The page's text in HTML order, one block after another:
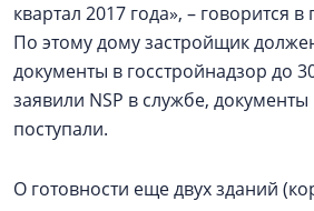
квартал 2017 года», – говорится
По этому дому застройщик
документы в госстройнадзор до
заявили NSP в службе,
поступали.
О готовности еще двух зданий